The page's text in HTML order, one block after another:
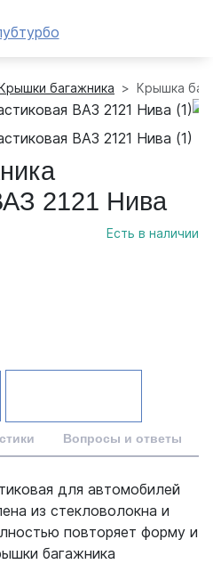
багажника Крышка
2121 Нива
Есть в наличии
Вопросы и ответы
для автомобилей
из стекловолокна и
повторяет форму и
багажника